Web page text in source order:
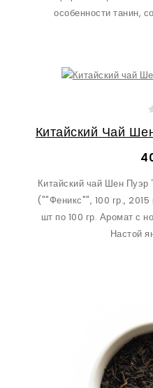
особенности танин,
Китайский Чай
Китайский чай Шен Пуэр
(""Феникс"", 100 гр.,
шт по 100 гр. Аромат с
Настой